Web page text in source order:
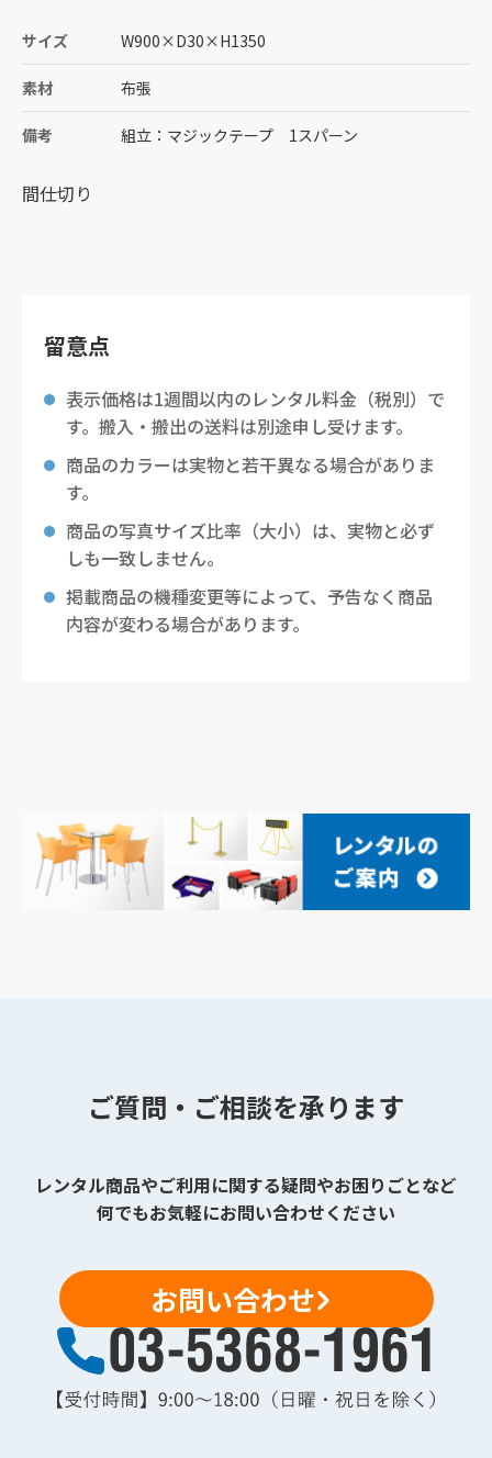
サイズ W900×D30×H1350
素材 布張
備考 組立：マジックテープ 1スパーン
間仕切り
留意点
表示価格は1週間以内のレンタル料金（税別）で
す。搬入・搬出の送料は別途申し受けます。
商品のカラーは実物と若干異なる場合がありま
す。
商品の写真サイズ比率（大小）は、実物と必ず
しも一致しません。
掲載商品の機種変更等によって、予告なく商品
内容が変わる場合があります。
ご質問・ご相談を承ります
レンタル商品やご利用に関する疑問やお困りごとなど
何でもお気軽にお問い合わせください
お問い合わせ